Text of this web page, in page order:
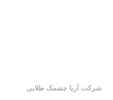
شرکت آریا چشمک طلایی